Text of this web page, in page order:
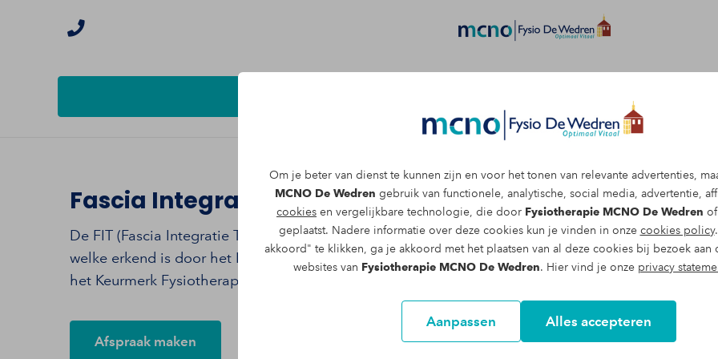
Om je beter van dienst te kunnen zijn en voor het tonen van relevante advertenties,
MCNO De Wedren gebruik van functionele, analytische, social media, advertentie,
cookies en vergelijkbare technologie, die door Fysiotherapie MCNO De Wedren
geplaatst. Nadere informatie over deze cookies kun je vinden in onze cookies policy
akkoord" te klikken, ga je akkoord met het plaatsen van al deze cookies bij bezoek aan
websites van Fysiotherapie MCNO De Wedren. Hier vind je onze privacy
Aanpassen Alles accepteren
Fascia Integratie therapie in Nijmegen
De FIT (Fascia Integratie Therapie) – methode is een nieuwe vorm van fysiotherapie
welke erkend is door het Koninklijk Nederlands Genootschap voor Fysiotherapie en
het Keurmerk Fysiotherapie.
Afspraak maken